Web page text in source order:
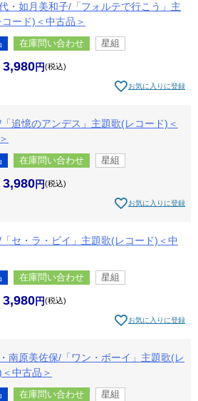
・如月美和子/「フォルテで行こう」主
ード)＜中古品＞
在庫問い合わせ 星組
3,980 税込
お気に入りに登録
/「追憶のアンデス」主題歌(レコード)＜
在庫問い合わせ 星組
3,980 税込
お気に入りに登録
/「セ・ラ・ビイ」主題歌(レコード)＜中
在庫問い合わせ 星組
3,980 税込
お気に入りに登録
・南原美佐保/「ワン・ボーイ」主題歌(レ
中古品＞
在庫問い合わせ 星組